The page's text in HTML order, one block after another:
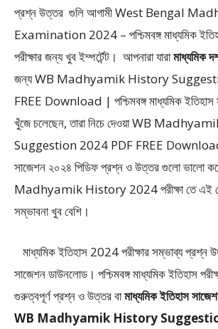
প্রশ্ন উত্তর গুলি আগামী West Bengal
Examination 2024 – পশ্চিমবঙ্গ মাধ্যমিক
পরীক্ষার জন্য খুব ইম্পর্টেন্ট। আপনারা যারামাধ্যমিক
জন্য WB Madhyamik History
FREE Download | পশ্চিমবঙ্গ মাধ্যমিক ইতিহাস
খুঁজে চলেছেন, তারা নিচে দেওয়া WB
Suggestion 2024 PDF FREE Download
সাজেশন ২০২৪ পিডিফ প্রশ্ন ও উত্তর গুলো ভালো
Madhyamik History 2024 পরীক্ষা তে এই
সম্ভাবনা খুব বেশি।
মাধ্যমিক ইতিহাস 2024 পরীক্ষার সম্ভাব্য প্রশ্ন
সাজেশন ডাউনলোড। পশ্চিমবঙ্গ মাধ্যমিক ইতিহাস
গুরুত্বপূর্ণ প্রশ্ন ও উত্তর বামাধ্যমিক ইতিহাস
WB Madhyamik History